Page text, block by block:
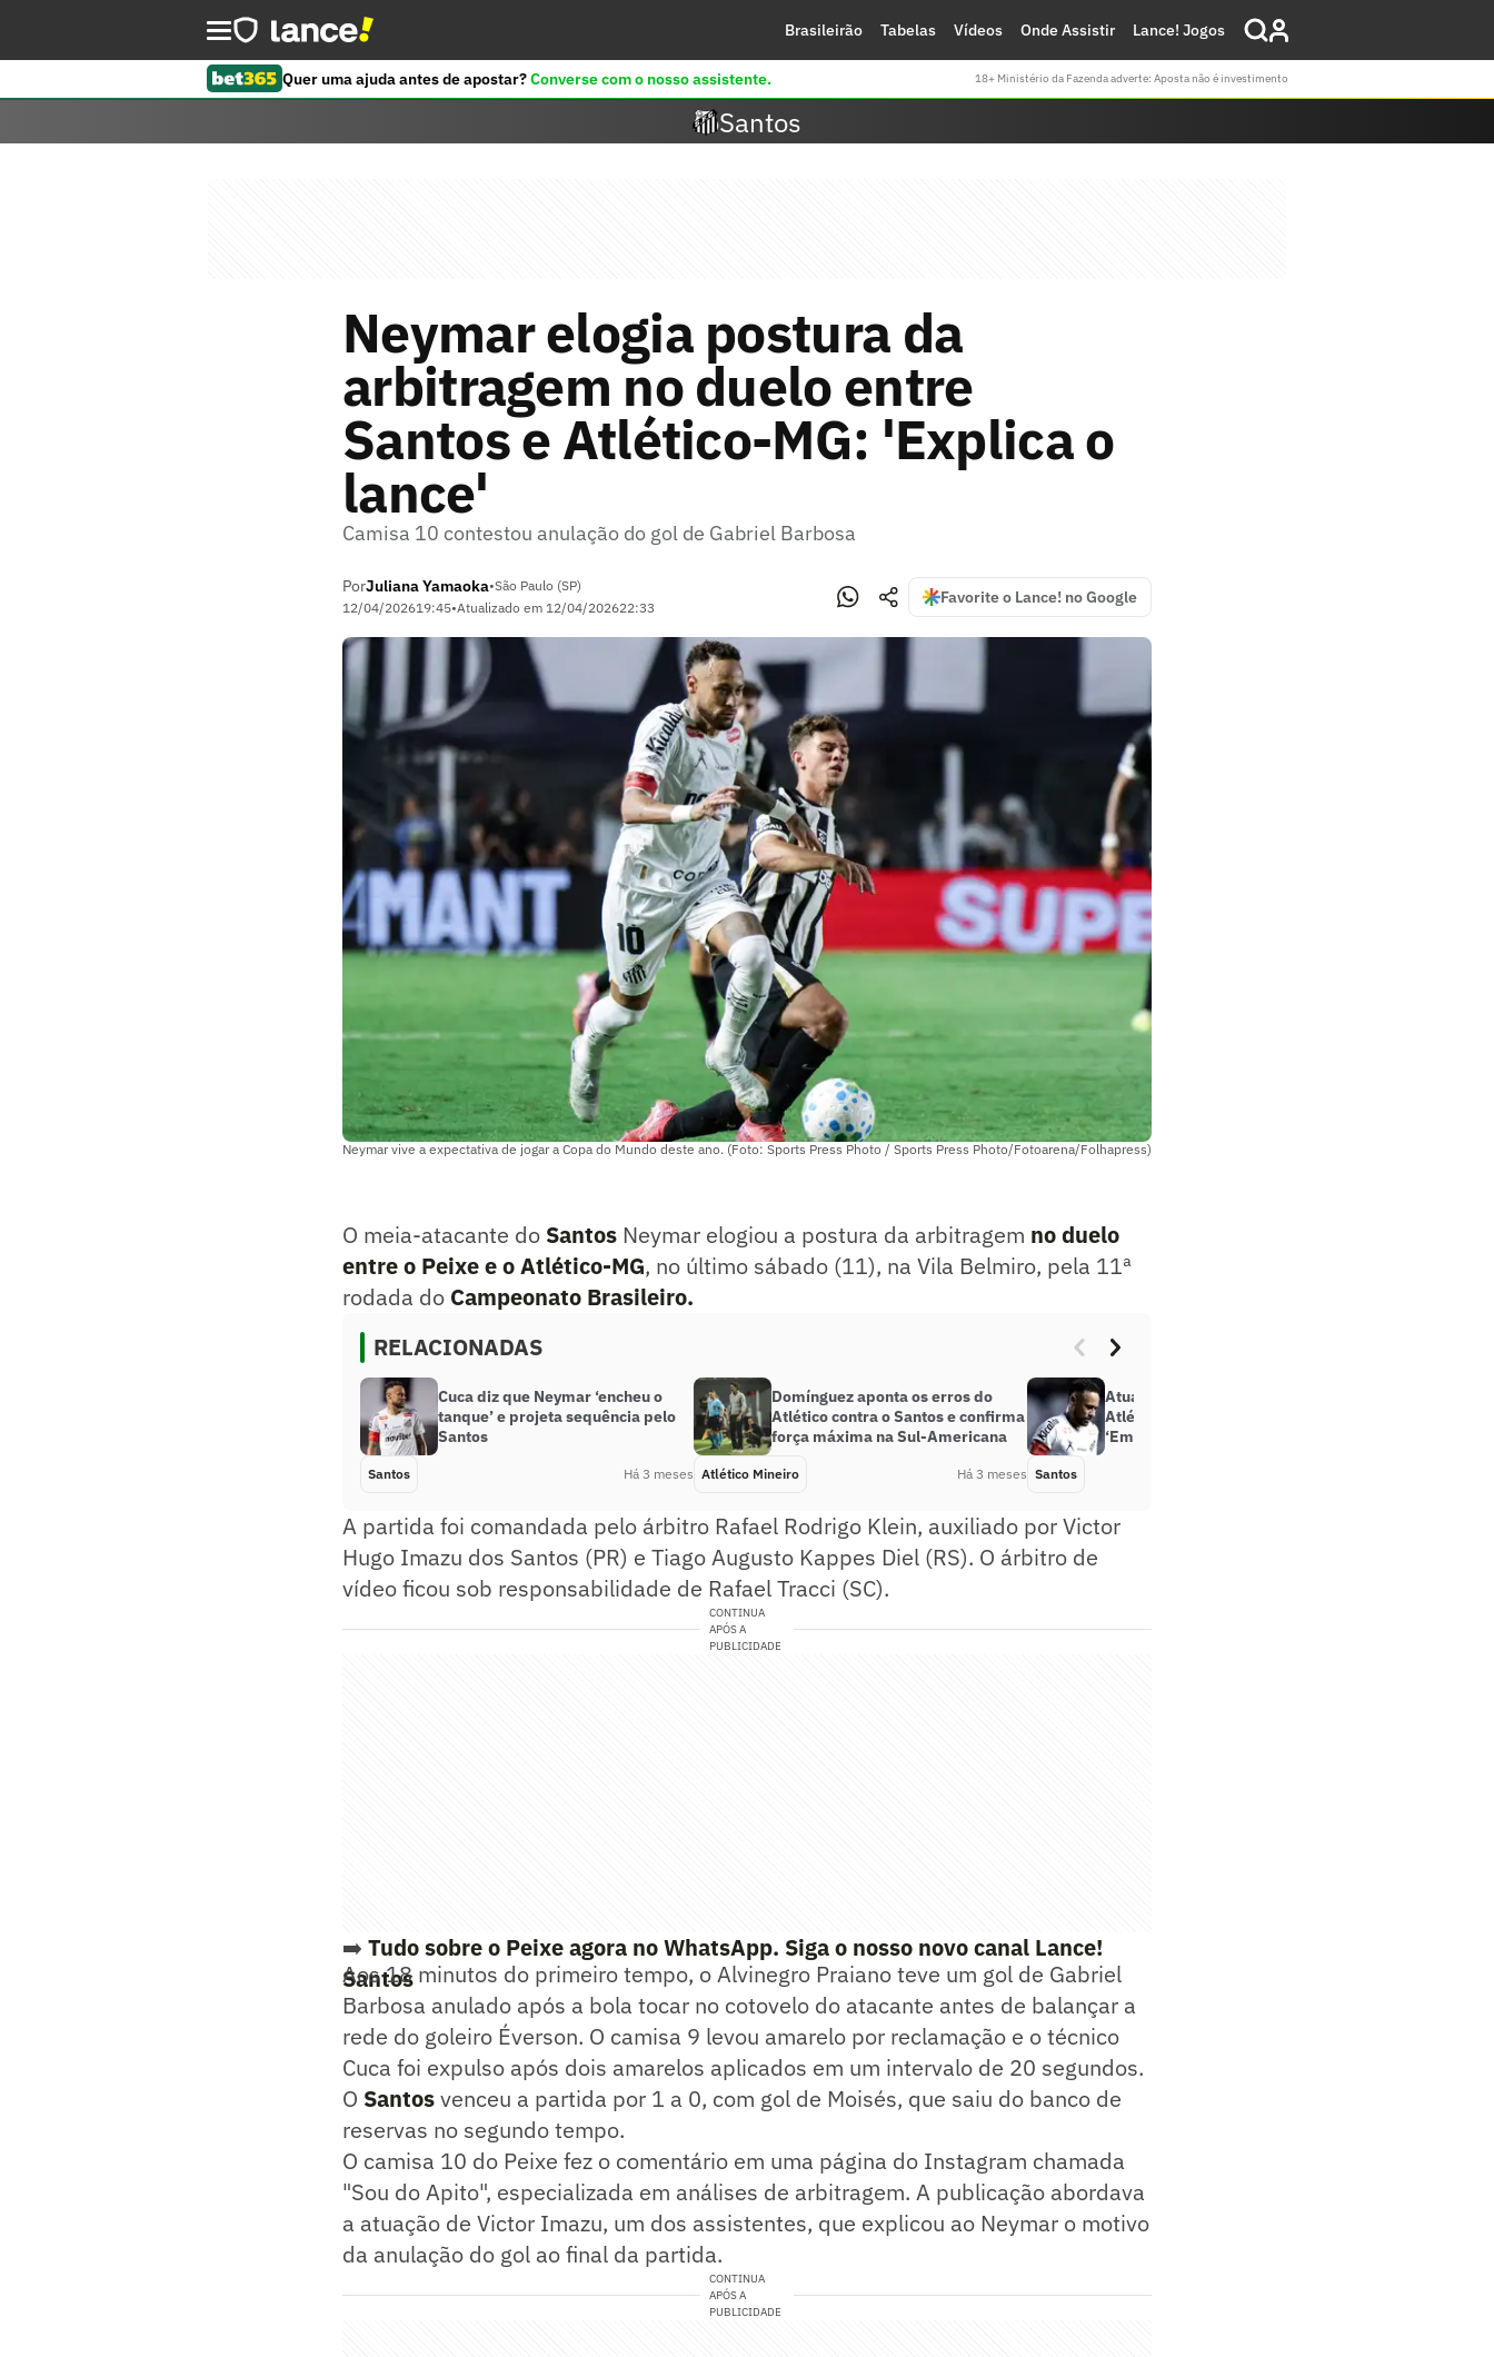
Brasileirão Tabelas Vídeos Onde Assistir Lance! Jogos
Quer uma ajuda antes de apostar?Converse com o nosso assistente. 18+ Ministério da Fazenda adverte: Aposta não é investimento
Santos
Neymar elogia postura da
arbitragem no duelo entre
Santos e Atlético-MG: 'Explica o
lance'
Camisa 10 contestou anulação do gol de Gabriel Barbosa
PorJuliana Yamaoka•São Paulo (SP)
12/04/202619:45•Atualizado em 12/04/202622:33
Favorite o Lance! no Google
Neymar vive a expectativa de jogar a Copa do Mundo deste ano. (Foto: Sports Press Photo / Sports Press Photo/Fotoarena/Folhapress)
O meia-atacante do Santos Neymar elogiou a postura da arbitragem no duelo
entre o Peixe e o Atlético-MG, no último sábado (11), na Vila Belmiro, pela 11ª
rodada do Campeonato Brasileiro.
RELACIONADAS
Cuca diz que Neymar ‘encheu o
tanque’ e projeta sequência pelo
Santos
Santos Há 3 meses
Domínguez aponta os erros do
Atlético contra o Santos e confirma
força máxima na Sul-Americana
Atlético Mineiro Há 3 meses
Atuação de Neymar em Santos x
Atlético-MG encanta europeus:
‘Em forma’
Santos
A partida foi comandada pelo árbitro Rafael Rodrigo Klein, auxiliado por Victor
Hugo Imazu dos Santos (PR) e Tiago Augusto Kappes Diel (RS). O árbitro de
vídeo ficou sob responsabilidade de Rafael Tracci (SC).
CONTINUA
APÓS A
PUBLICIDADE
➡️ Tudo sobre o Peixe agora no WhatsApp. Siga o nosso novo canal Lance!
Santos
Aos 18 minutos do primeiro tempo, o Alvinegro Praiano teve um gol de Gabriel
Barbosa anulado após a bola tocar no cotovelo do atacante antes de balançar a
rede do goleiro Éverson. O camisa 9 levou amarelo por reclamação e o técnico
Cuca foi expulso após dois amarelos aplicados em um intervalo de 20 segundos.
O Santosvenceu a partida por 1 a 0, com gol de Moisés, que saiu do banco de
reservas no segundo tempo.
O camisa 10 do Peixe fez o comentário em uma página do Instagram chamada
"Sou do Apito", especializada em análises de arbitragem. A publicação abordava
a atuação de Victor Imazu, um dos assistentes, que explicou ao Neymar o motivo
da anulação do gol ao final da partida.
CONTINUA
APÓS A
PUBLICIDADE